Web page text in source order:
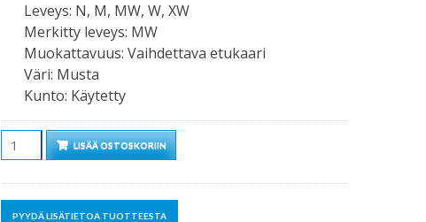
Leveys: N, M, MW, W, XW
Merkitty leveys: MW
Muokattavuus: Vaihdettava etukaari
Väri: Musta
Kunto: Käytetty
Määrä LISÄÄ OSTOSKORIIN